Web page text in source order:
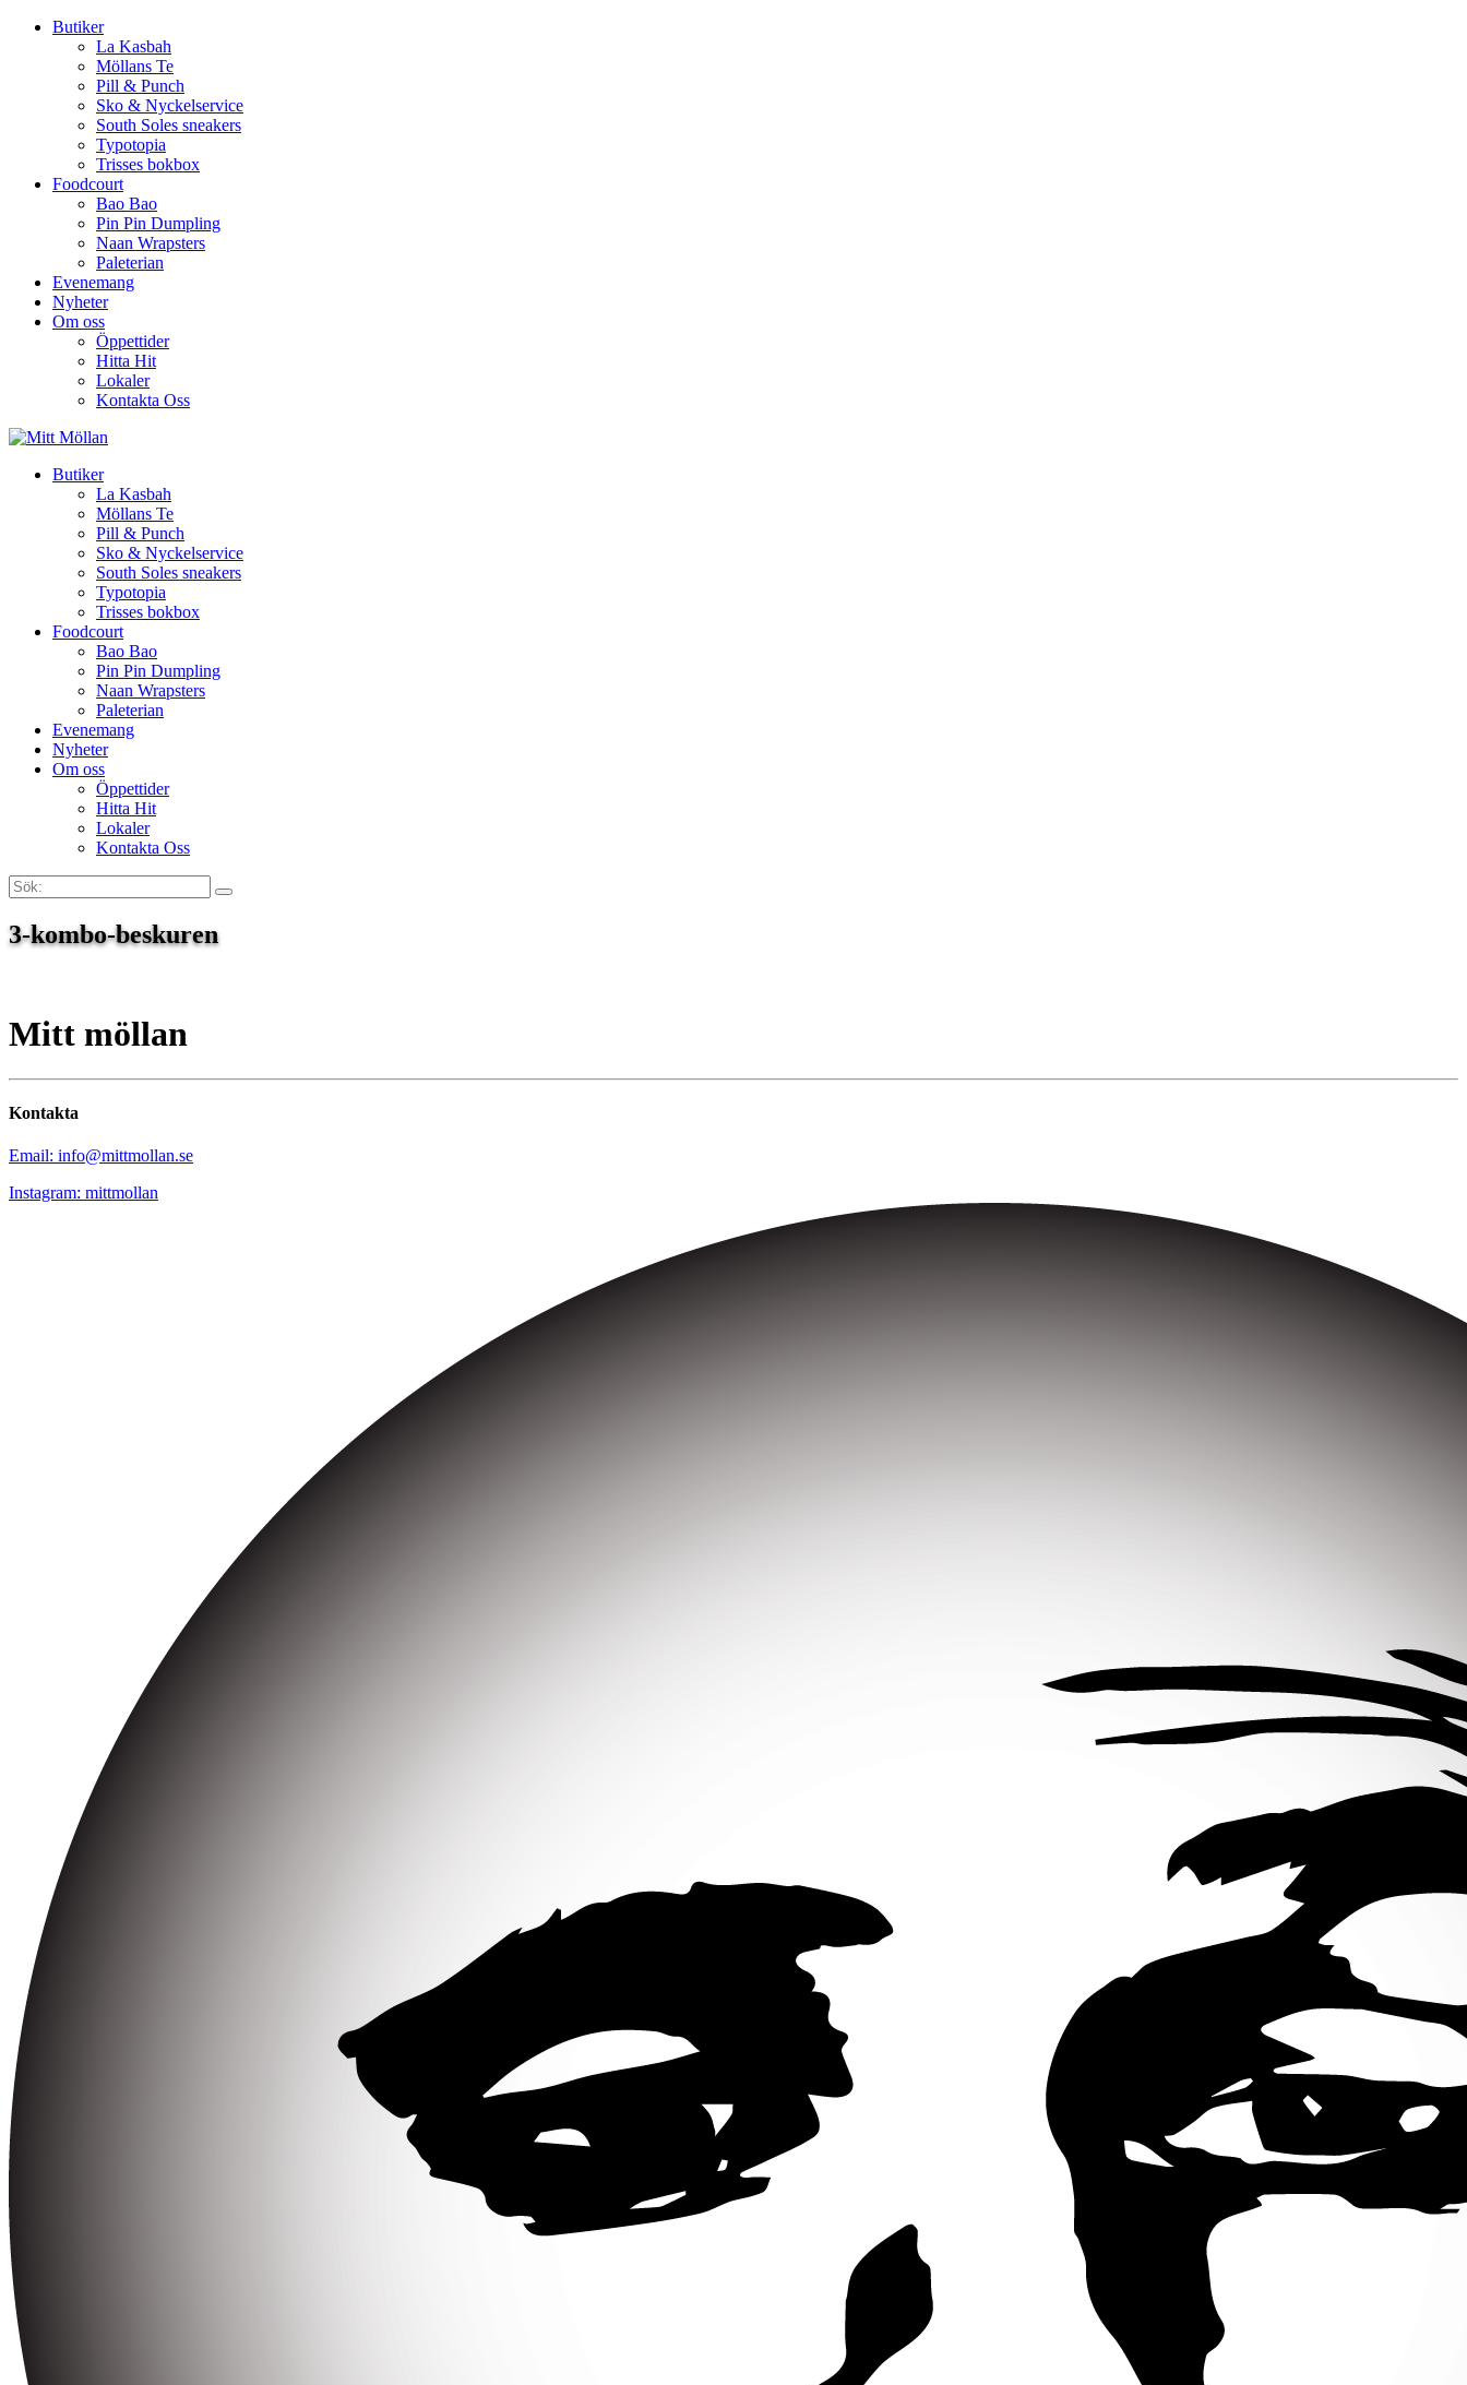
Butiker
La Kasbah
Möllans Te
Pill & Punch
Sko & Nyckelservice
South Soles sneakers
Typotopia
Trisses bokbox
Foodcourt
Bao Bao
Pin Pin Dumpling
Naan Wrapsters
Paleterian
Evenemang
Nyheter
Om oss
Öppettider
Hitta Hit
Lokaler
Kontakta Oss
Butiker
La Kasbah
Möllans Te
Pill & Punch
Sko & Nyckelservice
South Soles sneakers
Typotopia
Trisses bokbox
Foodcourt
Bao Bao
Pin Pin Dumpling
Naan Wrapsters
Paleterian
Evenemang
Nyheter
Om oss
Öppettider
Hitta Hit
Lokaler
Kontakta Oss
Sök:
Search
3-kombo-beskuren
Mitt möllan
Kontakta
Email: info@mittmollan.se
Instagram: mittmollan